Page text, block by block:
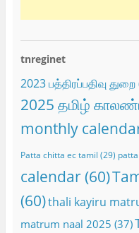
tnreginet
2023 பத்திரப்பதிவு துறை
2025 தமிழ்
monthly
Patta chitta ec tamil (29)
calendar(60)
(60)thali kayiru
matrum naal 2025 (37)